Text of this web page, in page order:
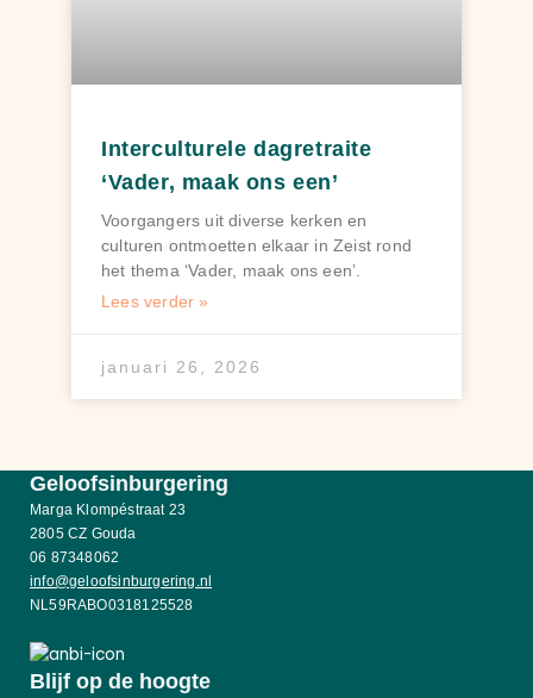
Interculturele dagretraite
‘Vader, maak ons een’
Voorgangers uit diverse kerken en
culturen ontmoetten elkaar in Zeist rond
het thema ‘Vader, maak ons een’.
Lees verder »
januari 26, 2026
Geloofsinburgering
Marga Klompéstraat 23
2805 CZ Gouda
06 87348062
info@geloofsinburgering.nl
NL59RABO0318125528
Blijf op de hoogte